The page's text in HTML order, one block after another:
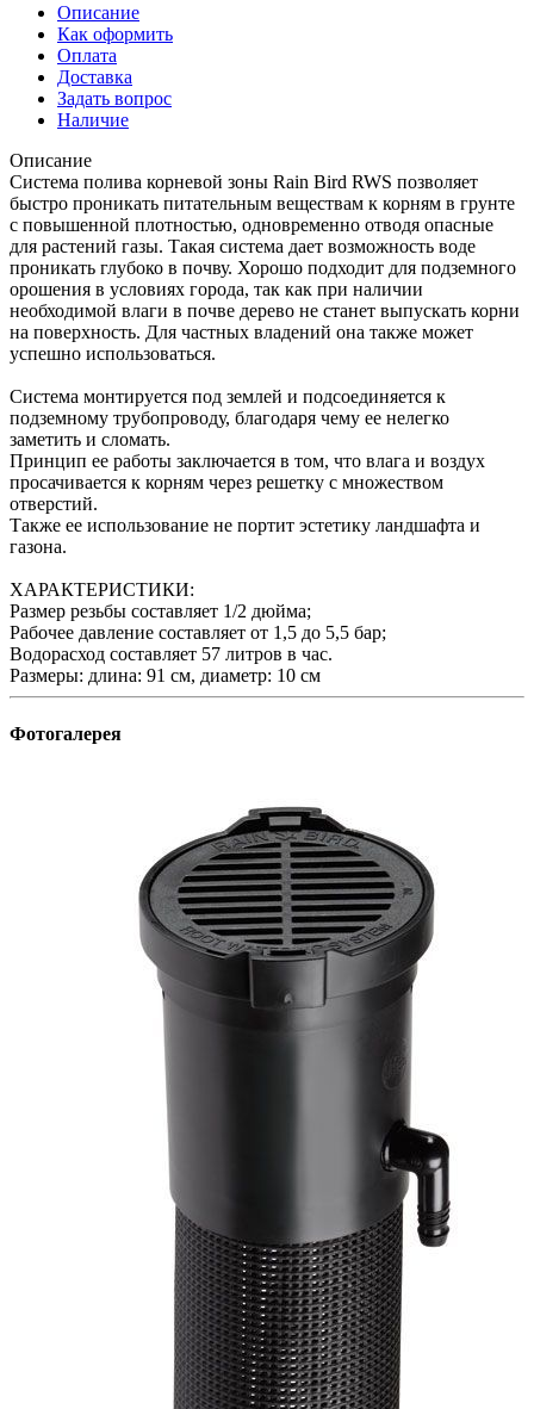
Описание
Как оформить
Оплата
Доставка
Задать вопрос
Наличие
Описание
Система полива корневой зоны Rain Bird RWS позволяет
быстро проникать питательным веществам к корням в грунте
с повышенной плотностью, одновременно отводя опасные
для растений газы. Такая система дает возможность воде
проникать глубоко в почву. Хорошо подходит для подземного
орошения в условиях города, так как при наличии
необходимой влаги в почве дерево не станет выпускать корни
на поверхность. Для частных владений она также может
успешно использоваться.
Система монтируется под землей и подсоединяется к
подземному трубопроводу, благодаря чему ее нелегко
заметить и сломать.
Принцип ее работы заключается в том, что влага и воздух
просачивается к корням через решетку с множеством
отверстий.
Также ее использование не портит эстетику ландшафта и
газона.
ХАРАКТЕРИСТИКИ:
Размер резьбы составляет 1/2 дюйма;
Рабочее давление составляет от 1,5 до 5,5 бар;
Водорасход составляет 57 литров в час.
Размеры: длина: 91 см, диаметр: 10 см
Фотогалерея